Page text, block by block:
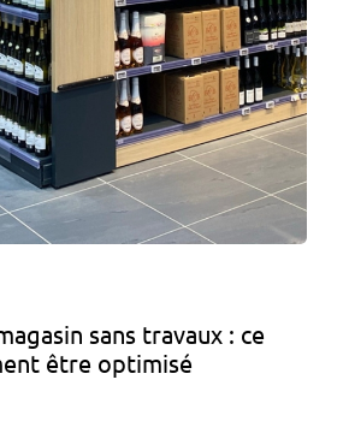
sans travaux : ce
être optimisé